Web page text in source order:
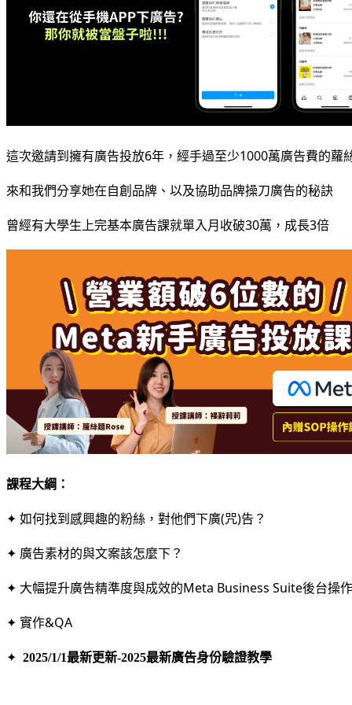
這次邀請到擁有廣告投放6年，經手過至少1000萬廣告費的蘿
來和我們分享她在自創品牌、以及協助品牌操刀廣告的秘訣
曾經有大學生上完基本廣告課就單入月收破30萬，成長3倍
課程大綱：
✦ 如何找到感興趣的粉絲，對他們下廣(咒)告？
✦ 廣告素材的與文案該怎麼下？
✦ 大幅提升廣告精準度與成效的Meta Business Suite後台操
✦ 實作&QA
✦ 2025/1/1最新更新-2025最新廣告身份驗證教學